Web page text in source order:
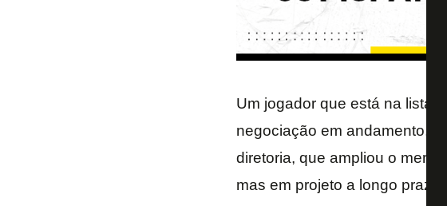
Um jogador que está na lista
negociação em andamento,
diretoria, que ampliou o
mas em projeto a longo prazo.